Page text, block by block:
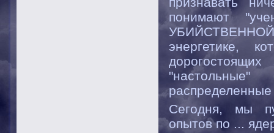
понимают
энергетике,
"настольные"
Сегодня, мы
опытов по ...